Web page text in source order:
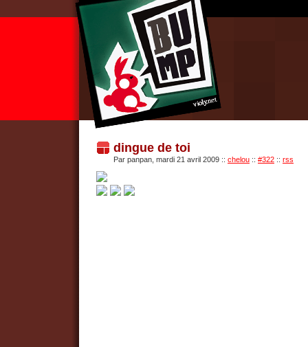
dingue de toi
Par panpan, mardi 21 avril 2009 :: chelou :: #322 :: rss